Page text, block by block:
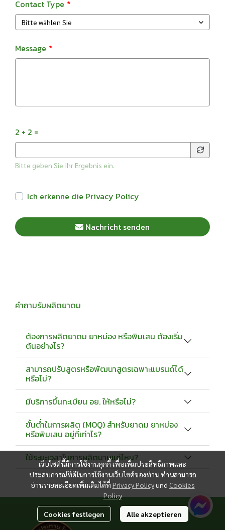
Contact Type
Bitte wählen Sie
Message
2 + 2 =
Bitte geben Sie Ihr Ergebnis ein.
Ich erkenne die Privacy Policy
Nachricht senden
คำถามรับผลิตยาดม
ต้องการผลิตยาดม ยาหม่อง หรือพิมเสน ต้องเริ่ม
ต้นอย่างไร?
สามารถปรับสูตรหรือพัฒนาสูตรเฉพาะแบรนด์ได้
หรือไม่?
มีบริการขึ้นทะเบียน อย. ให้หรือไม่?
ขั้นต่ำในการผลิต (MOQ) สำหรับยาดม ยาหม่อง
หรือพิมเสน อยู่ที่เท่าไร?
ใช้ระยะเวลาในการผลิตนานแค่ไหน?
เว็บไซต์นี้มีการใช้งานคุกกี้ เพื่อเพิ่มประสิทธิภาพและ
ประสบการณ์ที่ดีในการใช้งานเว็บไซต์ของท่าน ท่านสามารถ
อ่านรายละเอียดเพิ่มเติมได้ที่ Privacy Policyund Cookies
Policy
Cookies festlegen Alle akzeptieren